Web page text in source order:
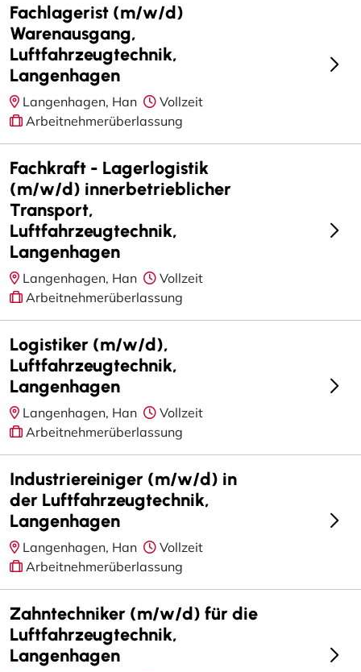
Fachlagerist (m/w/d)
Warenausgang,
Luftfahrzeugtechnik,
Langenhagen
Langenhagen, Han
Vollzeit
Arbeitnehmerüberlassung
Fachkraft - Lagerlogistik
(m/w/d) innerbetrieblicher
Transport,
Luftfahrzeugtechnik,
Langenhagen
Langenhagen, Han
Vollzeit
Arbeitnehmerüberlassung
Logistiker (m/w/d),
Luftfahrzeugtechnik,
Langenhagen
Langenhagen, Han
Vollzeit
Arbeitnehmerüberlassung
Industriereiniger (m/w/d) in
der Luftfahrzeugtechnik,
Langenhagen
Langenhagen, Han
Vollzeit
Arbeitnehmerüberlassung
Zahntechniker (m/w/d) für die
Luftfahrzeugtechnik,
Langenhagen